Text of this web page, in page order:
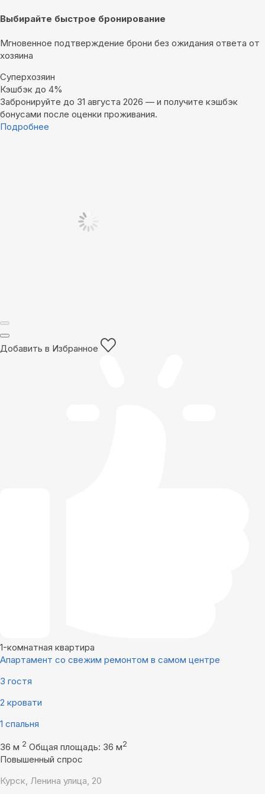
Выбирайте быстрое бронирование
Мгновенное подтверждение брони без ожидания ответа от
хозяина
Суперхозяин
Кэшбэк до 4%
Забронируйте до 31 августа 2026 — и получите кэшбэк
бонусами после оценки проживания.
Подробнее
Добавить в Избранное
1-комнатная квартира
Апартамент со свежим ремонтом в самом центре
3 гостя
2 кровати
1 спальня
36 м 2 Общая площадь: 36 м2
Повышенный спрос
Курск, Ленина улица, 20